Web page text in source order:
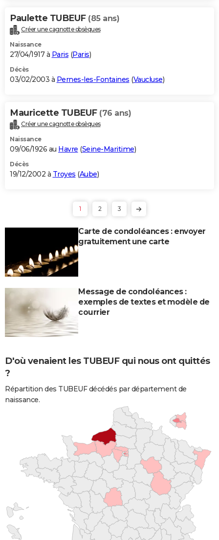
Paulette TUBEUF (85 ans)
Créer une cagnotte obsèques
Naissance
27/04/1917 à Paris (Paris)
Décès
03/02/2003 à Pernes-les-Fontaines (Vaucluse)
Mauricette TUBEUF (76 ans)
Créer une cagnotte obsèques
Naissance
09/06/1926 au Havre (Seine-Maritime)
Décès
19/12/2002 à Troyes (Aube)
1 2 3
Carte de condoléances : envoyer
gratuitement une carte
Message de condoléances :
exemples de textes et modèle de
courrier
D'où venaient les TUBEUF qui nous ont quittés
?
Répartition des TUBEUF décédés par département de
naissance.